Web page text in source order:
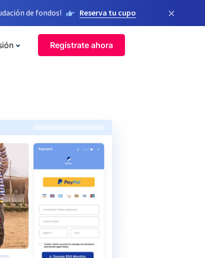
de fondos! Reserva tu cupo ×
Regístrate ahora